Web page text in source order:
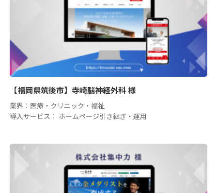
【福岡県筑後市】寺崎脳神経外科 様
業界：医療・クリニック・福祉
導入サービス： ホームページ引き継ぎ・運用